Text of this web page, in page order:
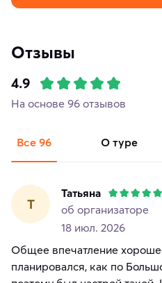
Отзывы
4.9
На основе 96 отзывов
Все 96 о туре
Т
Татьяна
об организаторе
18 июл. 2026
Общее впечатление
планировался, как по